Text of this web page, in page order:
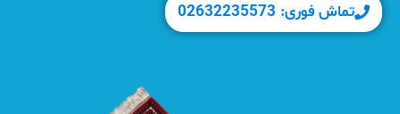
تماش فوری: 02632235573